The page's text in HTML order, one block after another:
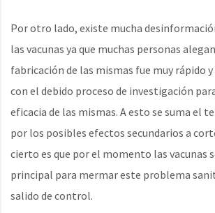
Por otro lado, existe mucha
las vacunas ya que muchas personas
fabricación de las mismas fue muy rápido y
con el debido proceso de investigación
eficacia de las mismas. A esto se suma el
por los posibles efectos secundarios a
cierto es que por el momento las vacunas
principal para mermar este problema
salido de control.